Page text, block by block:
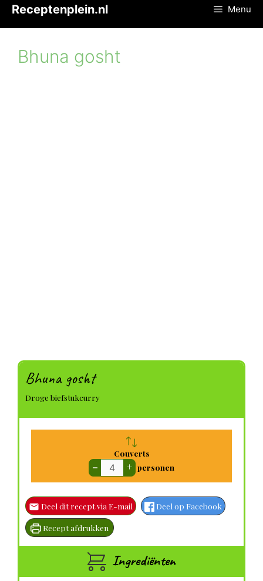
inhoud
Receptenplein.nl Menu
Bhuna gosht
Bhuna gosht
Droge biefstukcurry
Couverts
– + personen
Deel dit recept via E-mail Deel op Facebook
Recept afdrukken
Ingrediënten